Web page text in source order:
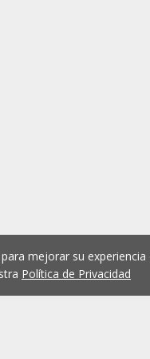
mejorar su
Política de Privacidad